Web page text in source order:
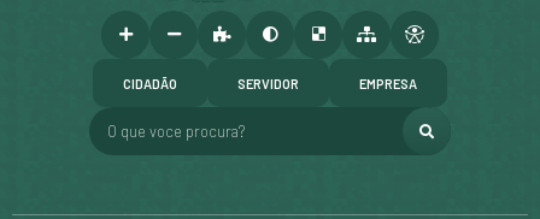
O que voce procura?
CIDADÃO SERVIDOR EMPRESA